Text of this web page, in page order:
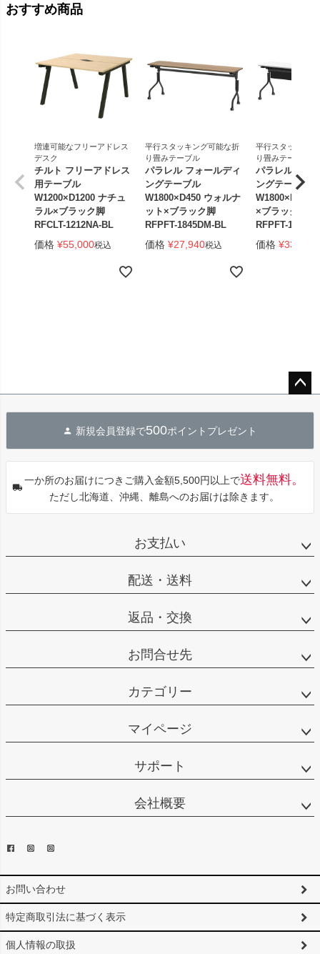
おすすめ商品
増連可能なフリーアドレス
デスク
チルト フリーアドレス
用テーブル
W1200×D1200 ナチュ
ラル×ブラック脚
RFCLT-1212NA-BL
価格 ¥55,000税込
平行スタッキング可能な折
り畳みテーブル
パラレル フォールディ
ングテーブル
W1800×D450 ウォルナ
ット×ブラック脚
RFPFT-1845DM-BL
価格 ¥27,940税込
平行スタッキン
り畳みテーブル
パラレル フォ
ングテーブル
W1800×D450
×ブラック脚
RFPFT-
価格 ¥33,440
へ
新規会員登録で500ポイントプレゼント
一か所のお届けにつきご購入金額5,500円以上で送料無料。
ただし北海道、沖縄、離島へのお届けは除きます。
お支払い
配送・送料
返品・交換
お問合せ先
カテゴリー
マイページ
サポート
会社概要
お問い合わせ
特定商取引法に基づく表示
個人情報の取扱